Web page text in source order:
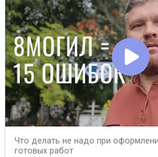
Что делать не надо при
готовых работ